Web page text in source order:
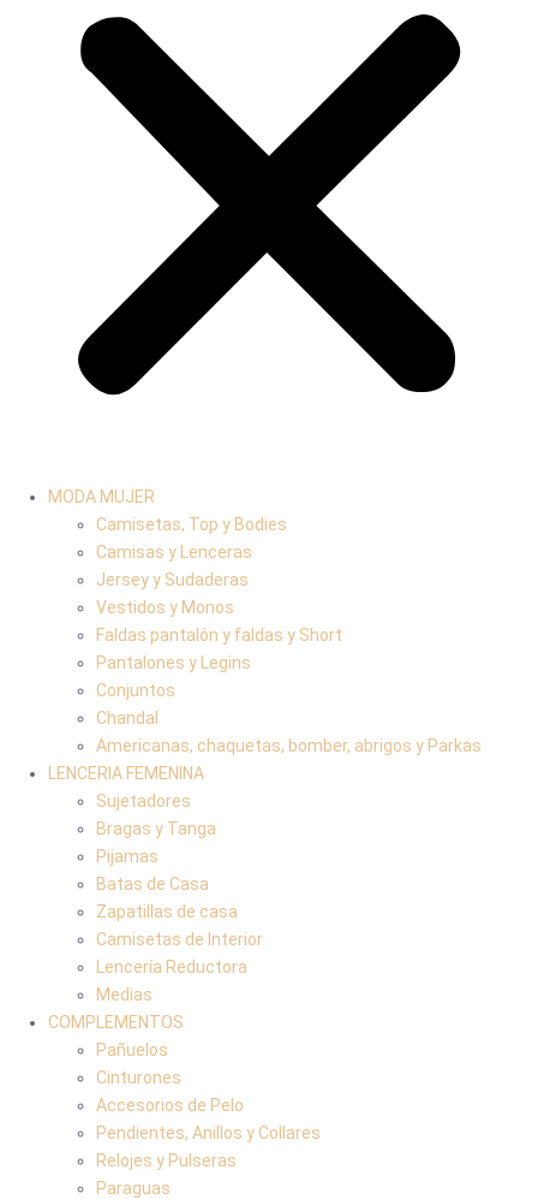
MODA MUJER
Camisetas, Top y Bodies
Camisas y Lenceras
Jersey y Sudaderas
Vestidos y Monos
Faldas pantalón y faldas y Short
Pantalones y Legins
Conjuntos
Chandal
Americanas, chaquetas, bomber, abrigos y Parkas
LENCERIA FEMENINA
Sujetadores
Bragas y Tanga
Pijamas
Batas de Casa
Zapatillas de casa
Camisetas de Interior
Lencería Reductora
Medias
COMPLEMENTOS
Pañuelos
Cinturones
Accesorios de Pelo
Pendientes, Anillos y Collares
Relojes y Pulseras
Paraguas